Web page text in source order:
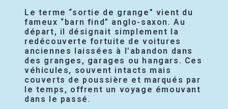
Le terme “sortie de grange” vient du
fameux “barn find” anglo-saxon. Au
départ, il désignait simplement la
redécouverte fortuite de voitures
anciennes laissées à l’abandon dans
des granges, garages ou hangars. Ces
véhicules, souvent intacts mais
couverts de poussière et marqués par
le temps, offrent un voyage émouvant
dans le passé.